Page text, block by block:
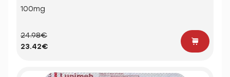
100mg
24.98€
23.42€